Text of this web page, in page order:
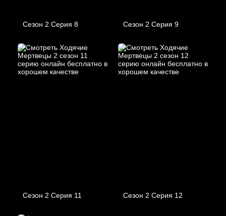
Сезон 2 Серия 8 Сезон 2 Серия 9
Сезон 2 Серия 11 Сезон 2 Серия 12